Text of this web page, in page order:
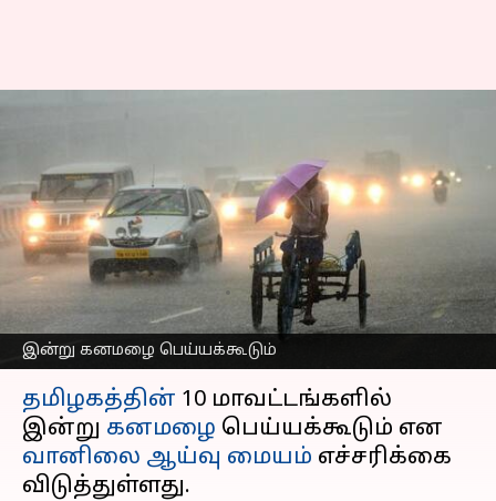
இன்று கனமழை பெய்யக்கூடும்
மாவட்டங்களில் இன்று
கனமழை பெய்யக்கூடும்:
வானிலை ஆய்வு மையம்
எச்சரிக்கை
எழுதியவர் Oct 09, 2024 11:53 am
செய்தி முன்னோட்டம்
தமிழகத்தின் 10 மாவட்டங்களில்
இன்று கனமழை பெய்யக்கூடும் என
வானிலை ஆய்வு மையம் எச்சரிக்கை
விடுத்துள்ளது.